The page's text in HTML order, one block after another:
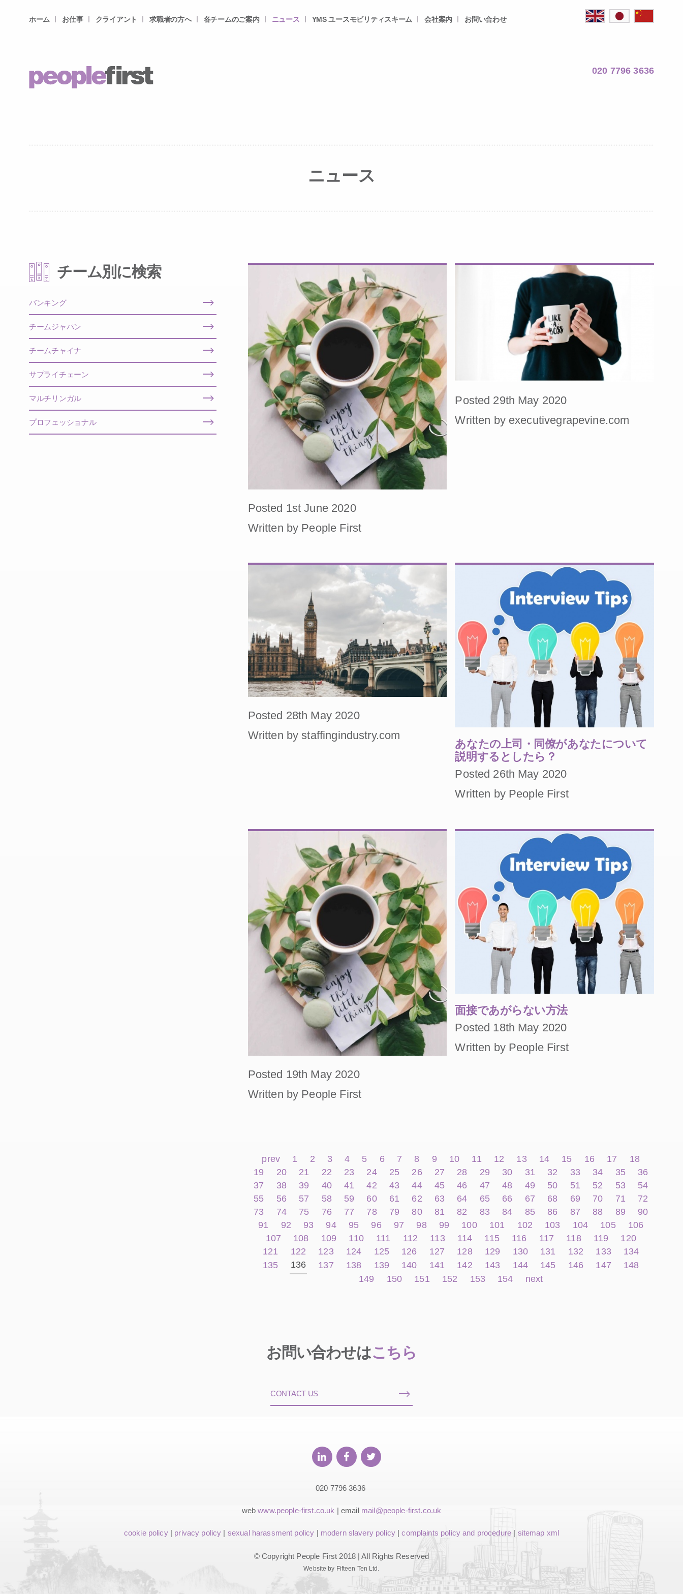
ホーム お仕事 クライアント 求職者の方へ 各チームのご案内 ニュース YMS ユースモビリティスキーム 会社案内 お問い合わせ
020 7796 3636
ニュース
Posted 1st June 2020
Written by People First
Posted 29th May 2020
Written by executivegrapevine.com
Posted 28th May 2020
Written by staffingindustry.com
あなたの上司・同僚があなたについて
説明するとしたら？
Posted 26th May 2020
Written by People First
Posted 19th May 2020
Written by People First
面接であがらない方法
Posted 18th May 2020
Written by People First
prev 1 2 3 4 5 6 7 8 9 10 11 12 13 14 15 16 17
18
19
20 21 22 23 24 25 26 27 28 29 30 31 32 33 34 35
36
37
38 39 40 41 42 43 44 45 46 47 48 49 50 51 52 53
54
55
56 57 58 59 60 61 62 63 64 65 66 67 68 69 70 71
72
73
74 75 76 77 78 79 80 81 82 83 84 85 86 87 88 89
90
91
92 93 94 95 96 97 98 99 100 101 102 103 104 105
106
107
108 109 110 111 112 113 114 115 116 117 118 119
120
121
122 123 124 125 126 127 128 129 130 131 132 133
134
135
136 137 138 139 140 141 142 143 144 145 146 147
148
149
150 151 152 153 154 next
チーム別に検索
バンキング
チームジャパン
チームチャイナ
サプライチェーン
マルチリンガル
プロフェッショナル
お問い合わせはこちら
CONTACT US
020 7796 3636
webwww.people-first.co.uk | email mail@people-first.co.uk
cookie policy| privacy policy sexual harassment policy modern slavery policy|complaints policy and procedure sitemap xml
© Copyright People First 2018 | All Rights Reserved
Website by Fifteen Ten Ltd.